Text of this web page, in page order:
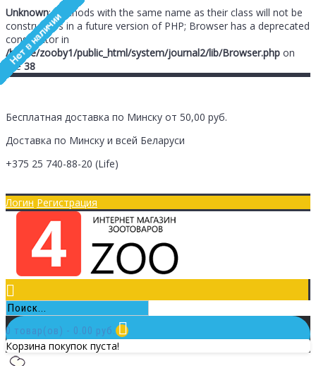
Unknown: Methods with the same name as their class will not be
constructors in a future version of PHP; Browser has a deprecated
constructor in
/home/zooby1/public_html/system/journal2/lib/Browser.php on
line38
Бесплатная доставка по Минску от 50,00 руб.
Доставка по Минску и всей Беларуси
+375 25 740-88-20 (Life)
Логин Регистрация
0 товар(ов) - 0.00 руб.
Корзина покупок пуста!